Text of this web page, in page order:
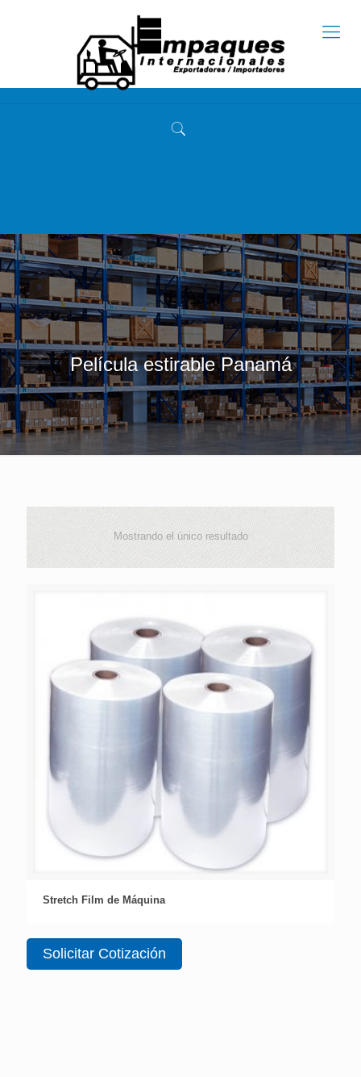
Película estirable Panamá
Mostrando el único resultado
Stretch Film de Máquina
Solicitar Cotización